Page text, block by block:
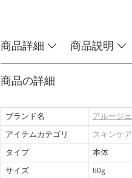
商品詳細 商品説明
商品の詳細
ブランド名
アルージ
アイテムカテゴリ
スキンケ
タイプ
本体
サイズ
60g